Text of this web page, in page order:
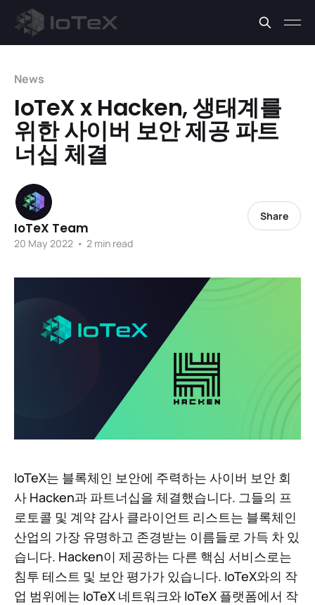
News
IoTeX x Hacken, 생태계를
위한 사이버 보안 제공 파트
너십 체결
IoTeX Team
20 May 2022 • 2 min read
Share
IoTeX는 블록체인 보안에 주력하는 사이버 보안 회
사 Hacken과 파트너십을 체결했습니다. 그들의 프
로토콜 및 계약 감사 클라이언트 리스트는 블록체인
산업의 가장 유명하고 존경받는 이름들로 가득 차 있
습니다. Hacken이 제공하는 다른 핵심 서비스로는
침투 테스트 및 보안 평가가 있습니다. IoTeX와의 작
업 범위에는 IoTeX 네트워크와 IoTeX 플랫폼에서 작